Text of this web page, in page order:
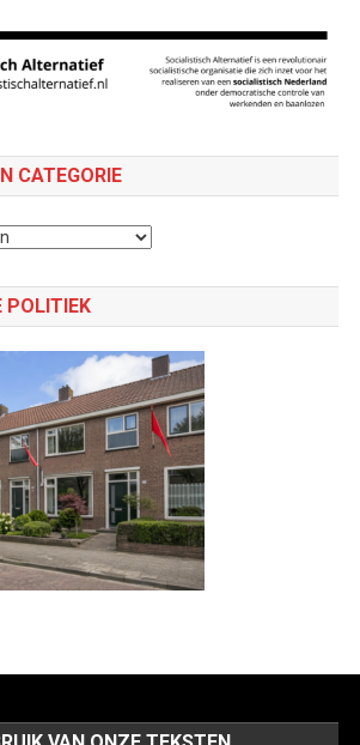
CATEGORIE
POLITIEK